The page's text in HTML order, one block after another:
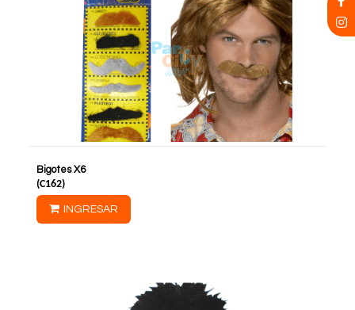
Bigotes X6
(C162)
INGRESAR